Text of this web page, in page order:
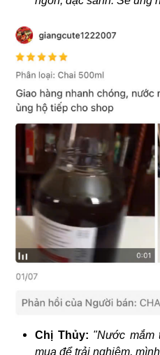
Chị Thủy: "Nước mắm
mua để trải nghiệm,